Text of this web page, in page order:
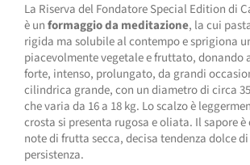
La Riserva del Fondatore Special Edition di
è unformaggio da meditazione, la cui
rigida ma solubile al contempo e sprigiona
piacevolmente vegetale e fruttato, donando
forte, intenso, prolungato, da grandi
cilindrica grande, con un diametro di circa
che varia da 16 a 18 kg. Lo scalzo è
crosta si presenta rugosa e oliata. Il sapore
note di frutta secca, decisa tendenza dolce
persistenza.